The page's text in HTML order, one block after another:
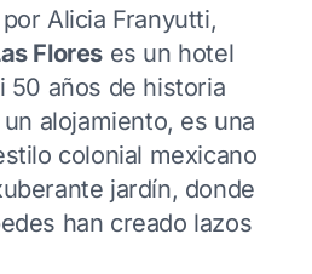
Alicia Franyutti,
Flores es un hotel
50 años de historia
alojamiento, es una
colonial mexicano
jardín, donde
han creado lazos